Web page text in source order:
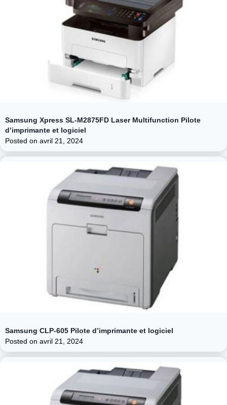
Samsung Xpress SL-M2875FD Laser Multifunction Pilote
d’imprimante et logiciel
Posted on avril 21, 2024
Samsung CLP-605 Pilote d’imprimante et logiciel
Posted on avril 21, 2024